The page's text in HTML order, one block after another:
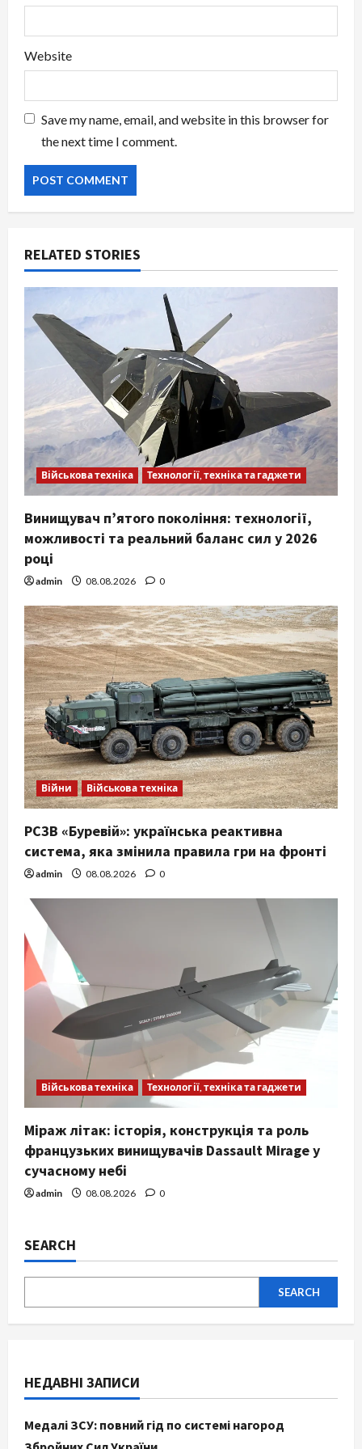
Website
Save my name, email, and website in this browser for
the next time I comment.
RELATED STORIES
Військова техніка Технології, техніка та гаджети
Винищувач п’ятого покоління: технології,
можливості та реальний баланс сил у 2026
році
admin 08.08.2026 0
Війни Військова техніка
РСЗВ «Буревій»: українська реактивна
система, яка змінила правила гри на фронті
admin 08.08.2026 0
Військова техніка Технології, техніка та гаджети
Міраж літак: історія, конструкція та роль
французьких винищувачів Dassault Mirage у
сучасному небі
admin 08.08.2026 0
SEARCH
SEARCH
НЕДАВНІ ЗАПИСИ
Медалі ЗСУ: повний гід по системі нагород